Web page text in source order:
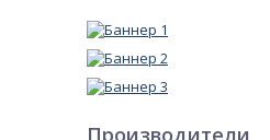
Производители